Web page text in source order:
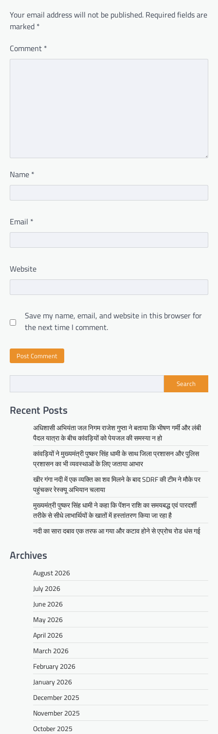
Your email address will not be published. Required fields are
marked *
Comment *
Name *
Email *
Website
Save my name, email, and website in this browser for
the next time I comment.
Search
Recent Posts
अधिशासी अभियंता जल निगम राजेश गुप्ता ने बताया कि भीषण गर्मी और लंबी
पैदल यात्रा के बीच कांवड़ियों को पेयजल की समस्या न हो
कांवड़ियों ने मुख्यमंत्री पुष्कर सिंह धामी के साथ जिला प्रशासन और पुलिस
प्रशासन का भी व्यवस्थाओं के लिए जताया आभार
खीर गंगा नदी में एक व्यक्ति का शव मिलने के बाद SDRF की टीम ने मौके पर
पहुंचकर रेस्क्यू अभियान चलाया
मुख्यमंत्री पुष्कर सिंह धामी ने कहा कि पेंशन राशि का समयबद्ध एवं पारदर्शी
तरीके से सीधे लाभार्थियों के खातों में हस्तांतरण किया जा रहा है
नदी का सारा दबाव एक तरफ आ गया और कटाव होने से एप्रोच रोड धंस गई
Archives
August 2026
July 2026
June 2026
May 2026
April 2026
March 2026
February 2026
January 2026
December 2025
November 2025
October 2025